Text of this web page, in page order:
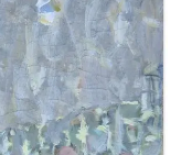
ET FUSAINS